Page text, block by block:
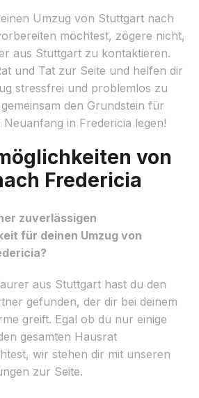
Umzug von Stuttgart nach
möchtest, zögere nicht,
aus Stuttgart zu kontaktieren.
und Tat zur Seite und helfen dir
stressfrei und problemlos zu
den Grundstein für
in Fredericia legen!
von
Fredericia
zuverlässigen
für deinen Umzug von
aus Stuttgart hast du den
gefunden, der dir bei deinem
greift. Egal ob du nur einige
gesamten Hausrat
wir stehen dir mit unseren
zur Seite.